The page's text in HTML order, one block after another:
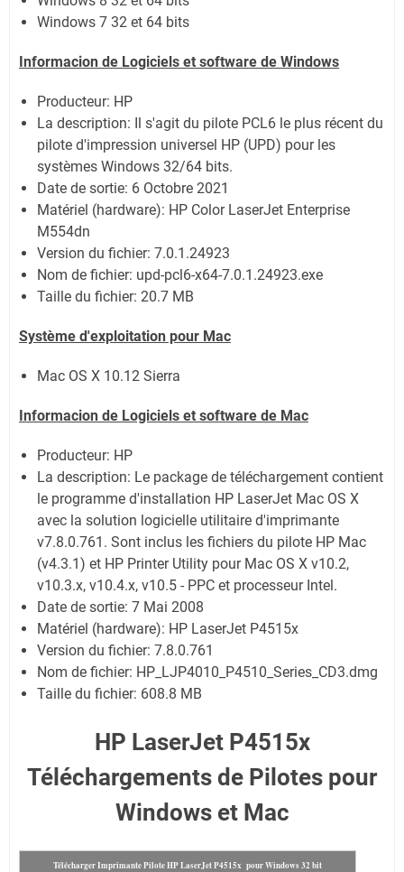
Windows 7 32 et 64 bits
Informacion de Logiciels et software de Windows
Producteur: HP
La description: Il s'agit du pilote PCL6 le plus récent du
pilote d'impression universel HP (UPD) pour les
systèmes Windows 32/64 bits.
Date de sortie: 6 Octobre 2021
Matériel (hardware): HP Color LaserJet Enterprise
M554dn
Version du fichier: 7.0.1.24923
Nom de fichier: upd-pcl6-x64-7.0.1.24923.exe
Taille du fichier: 20.7 MB
Système d'exploitation pour Mac
Mac OS X 10.12 Sierra
Informacion de Logiciels et software de Mac
Producteur: HP
La description: Le package de téléchargement contient
le programme d'installation HP LaserJet Mac OS X
avec la solution logicielle utilitaire d'imprimante
v7.8.0.761. Sont inclus les fichiers du pilote HP Mac
(v4.3.1) et HP Printer Utility pour Mac OS X v10.2,
v10.3.x, v10.4.x, v10.5 - PPC et processeur Intel.
Date de sortie: 7 Mai 2008
Matériel (hardware): HP LaserJet P4515x
Version du fichier: 7.8.0.761
Nom de fichier: HP_LJP4010_P4510_Series_CD3.dmg
Taille du fichier: 608.8 MB
HP LaserJet P4515x
Téléchargements de Pilotes pour
Windows et Mac
Télécharger Imprimante Pilote HP LaserJet P4515x pour Windows 32 bit